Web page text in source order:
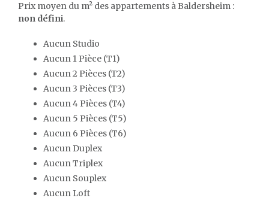
Prix moyen du m² des appartements à Baldersheim :
non défini.
Aucun Studio
Aucun 1 Pièce (T1)
Aucun 2 Pièces (T2)
Aucun 3 Pièces (T3)
Aucun 4 Pièces (T4)
Aucun 5 Pièces (T5)
Aucun 6 Pièces (T6)
Aucun Duplex
Aucun Triplex
Aucun Souplex
Aucun Loft